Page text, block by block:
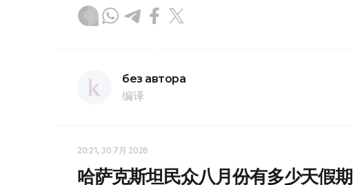
без автора
编译
20:21, 30 7月 2026
哈萨克斯坦民众八月份有多少天假